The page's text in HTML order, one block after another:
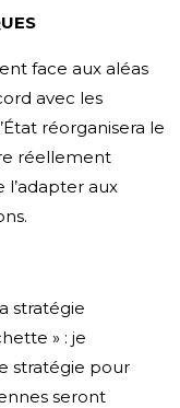
face aux aléas
avec les
réorganisera le
réellement
l’adapter aux
stratégie
» : je
stratégie pour
seront